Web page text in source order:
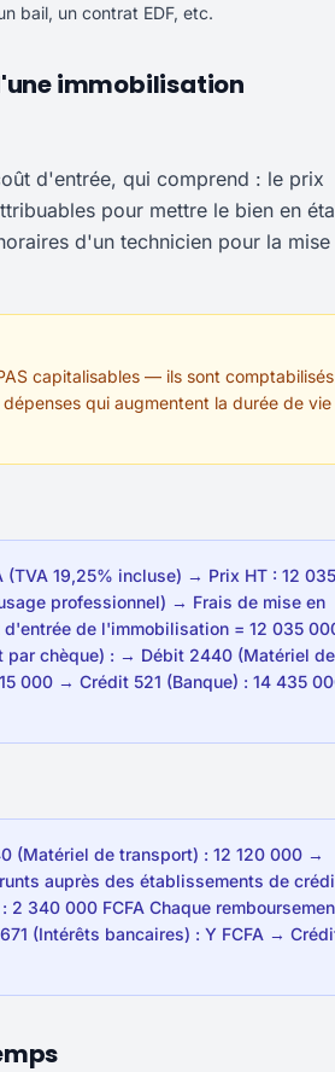
bail, un contrat EDF, etc.
immobilisation
d'entrée, qui comprend : le prix
pour mettre le bien en
d'un technicien pour la mise
capitalisables — ils sont comptabilisés
qui augmentent la durée de vie
19,25% incluse) → Prix HT : 12 035
professionnel) → Frais de mise en
d'entrée de l'immobilisation = 12 035
par chèque) : → Débit 2440 (Matériel de
000 → Crédit 521 (Banque) : 14 435
(Matériel de transport) : 12 120 000 →
auprès des établissements de
340 000 FCFA Chaque
(Intérêts bancaires) : Y FCFA →